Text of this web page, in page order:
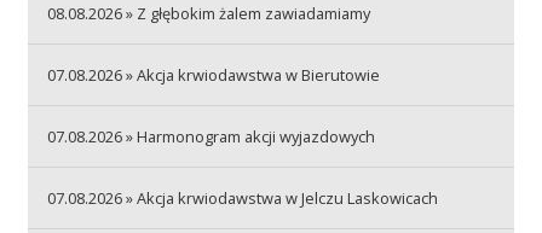
Akcje wyjazdowe
08.08.2026 » Z głębokim żalem zawiadamiamy
07.08.2026 » Akcja krwiodawstwa w Bierutowie
07.08.2026 » Harmonogram akcji wyjazdowych
07.08.2026 » Akcja krwiodawstwa w Jelczu Laskowicach